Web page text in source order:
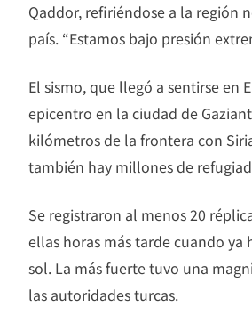
Qaddor, refiriéndose a la región
país. “Estamos bajo presión
El sismo, que llegó a sentirse en
epicentro en la ciudad de
kilómetros de la frontera con
también hay millones de
Se registraron al menos 20
ellas horas más tarde cuando ya
sol. La más fuerte tuvo una
las autoridades turcas.